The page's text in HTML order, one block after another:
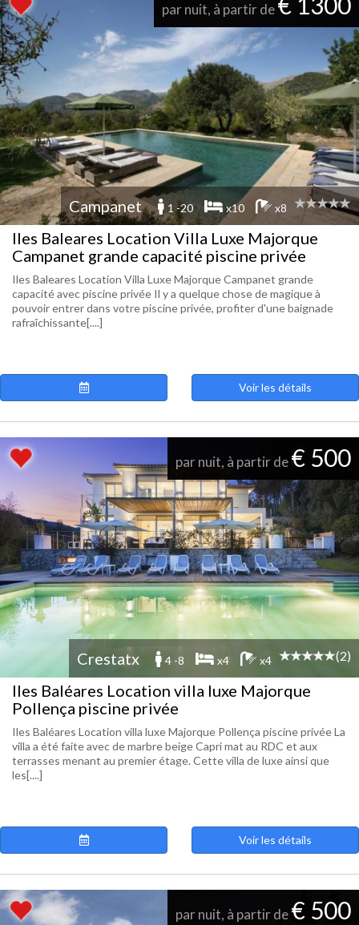
par nuit, à partir de
Campanet 1 -20 x10 x8
Iles Baleares Location Villa Luxe Majorque
Campanet grande capacité piscine privée
Iles Baleares Location Villa Luxe Majorque Campanet grande
capacité avec piscine privée Il y a quelque chose de magique à
pouvoir entrer dans votre piscine privée, profiter d'une baignade
rafraîchissante[....]
Voir les détails
par nuit, à partir de€ 500
Crestatx 4 -8 x4 x4 (2)
Iles Baléares Location villa luxe Majorque
Pollença piscine privée
Iles Baléares Location villa luxe Majorque Pollença piscine privée La
villa a été faite avec de marbre beige Capri mat au RDC et aux
terrasses menant au premier étage. Cette villa de luxe ainsi que
les[....]
Voir les détails
par nuit, à partir de€ 500